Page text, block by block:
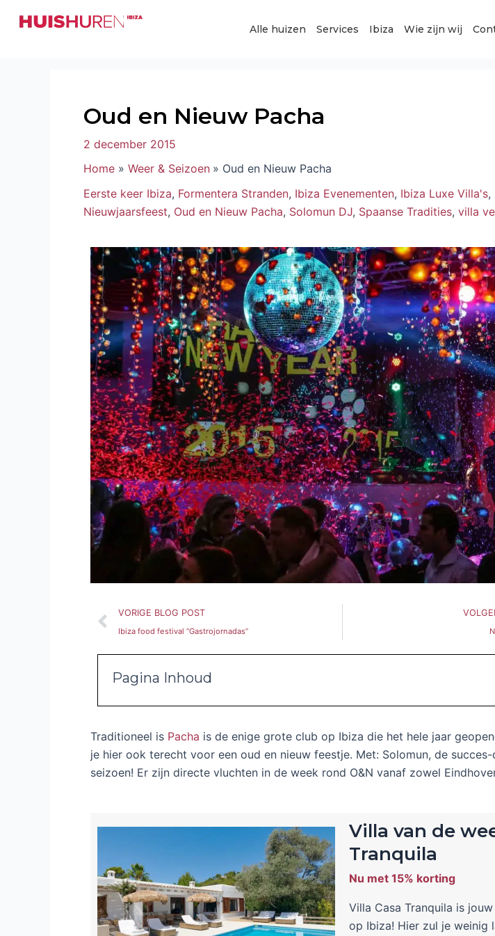
naar
Alle huizen Services Ibiza Wie zijn wij
Oud en Nieuw Pacha
2 december 2015
Home
Weer & Seizoen
Oud en Nieuw Pacha
Eerste keer Ibiza, Formentera Stranden, Ibiza Evenementen, Ibiza Luxe Villa's,
Nieuwjaarsfeest, Oud en Nieuw Pacha, Solomun DJ, Spaanse Tradities, villa
Vorige
VORIGE BLOG POST
Ibiza food festival “Gastrojornadas”
Pagina Inhoud
Traditioneel is Pacha is de enige grote club op Ibiza die het hele jaar
je hier ook terecht voor een oud en nieuw feestje. Met: Solomun, de
seizoen! Er zijn directe vluchten in de week rond O&N vanaf zowel
Villa van de
Tranquila
Nu met 15% korting
Villa Casa Tranquila is
op Ibiza! Hier zul je weinig
navigatie